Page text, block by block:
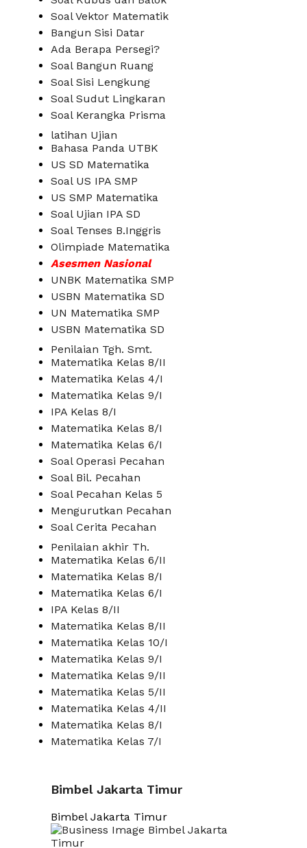
Soal Vektor Matematik
Bangun Sisi Datar
Ada Berapa Persegi?
Soal Bangun Ruang
Soal Sisi Lengkung
Soal Sudut Lingkaran
Soal Kerangka Prisma
latihan Ujian
Bahasa Panda UTBK
US SD Matematika
Soal US IPA SMP
US SMP Matematika
Soal Ujian IPA SD
Soal Tenses B.Inggris
Olimpiade Matematika
Asesmen Nasional
UNBK Matematika SMP
USBN Matematika SD
UN Matematika SMP
USBN Matematika SD
Penilaian Tgh. Smt.
Matematika Kelas 8/II
Matematika Kelas 4/I
Matematika Kelas 9/I
IPA Kelas 8/I
Matematika Kelas 8/I
Matematika Kelas 6/I
Soal Operasi Pecahan
Soal Bil. Pecahan
Soal Pecahan Kelas 5
Mengurutkan Pecahan
Soal Cerita Pecahan
Penilaian akhir Th.
Matematika Kelas 6/II
Matematika Kelas 8/I
Matematika Kelas 6/I
IPA Kelas 8/II
Matematika Kelas 8/II
Matematika Kelas 10/I
Matematika Kelas 9/I
Matematika Kelas 9/II
Matematika Kelas 5/II
Matematika Kelas 4/II
Matematika Kelas 8/I
Matematika Kelas 7/I
Bimbel Jakarta Timur
Bimbel Jakarta Timur